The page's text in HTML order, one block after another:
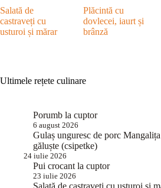
Salată de
castraveți cu
usturoi și mărar
Plăcintă cu
dovlecei, iaurt și
brânză
Ultimele rețete culinare
Porumb la cuptor
6 august 2026
Gulaș unguresc de porc
găluște (csipetke)
24 iulie 2026
Pui crocant la cuptor
23 iulie 2026
Salată de castraveți cu usturoi și